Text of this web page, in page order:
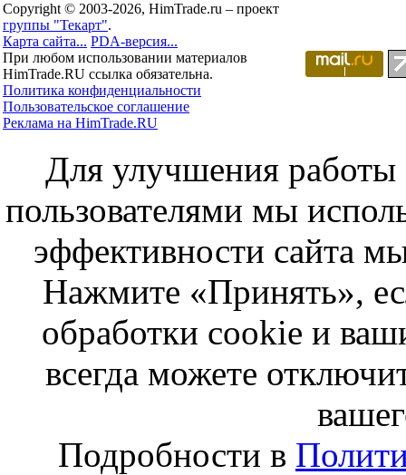
Copyright © 2003-2026, HimTrade.ru – проект
группы "Текарт".
Карта сайта... PDA-версия...
При любом использовании материалов
HimTrade.RU ссылка обязательна.
Политика конфиденциальности
Пользовательское соглашение
Реклама на HimTrade.RU
Для улучшения работы
пользователями мы
эффективности сайта
Нажмите «Принять»,
обработки cookie и
всегда можете
Подробности в